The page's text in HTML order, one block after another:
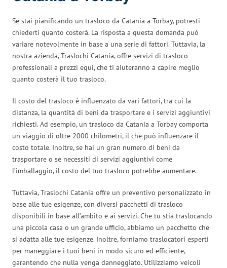
Se stai pianificando un trasloco da Catania a Torbay, potresti
chiederti quanto costerà. La risposta a questa domanda può
variare notevolmente in base a una serie di fattori. Tuttavia, la
nostra azienda, Traslochi Catania, offre servizi di trasloco
professionali a prezzi equi, che ti aiuteranno a capire meglio
quanto costerà il tuo trasloco.
Il costo del trasloco è influenzato da vari fattori, tra cui la
distanza, la quantità di beni da trasportare e i servizi aggiuntivi
richiesti. Ad esempio, un trasloco da Catania a Torbay comporta
un viaggio di oltre 2000 chilometri, il che può influenzare il
costo totale. Inoltre, se hai un gran numero di beni da
trasportare o se necessiti di servizi aggiuntivi come
l’imballaggio, il costo del tuo trasloco potrebbe aumentare.
Tuttavia, Traslochi Catania offre un preventivo personalizzato in
base alle tue esigenze, con diversi pacchetti di trasloco
disponibili in base all’ambito e ai servizi. Che tu stia traslocando
una piccola casa o un grande ufficio, abbiamo un pacchetto che
si adatta alle tue esigenze. Inoltre, forniamo traslocatori esperti
per maneggiare i tuoi beni in modo sicuro ed efficiente,
garantendo che nulla venga danneggiato. Utilizziamo veicoli